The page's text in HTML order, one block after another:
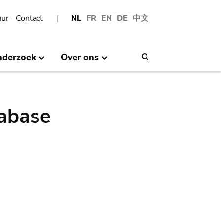
NL FR EN DE 中文
Contact
Over ons